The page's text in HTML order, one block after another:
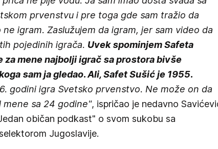
prvenstvu i pre toga gde sam tražio da
igram. Zaslužujem da igram, jer sam video da
pojedinih igrača. Uvek spominjem Safeta
za mene najbolji igrač sa prostora bivše
sam ja gledao. Ali, Safet Sušić je 1955.
godini igra Svetsko prvenstvo. Ne može on da
mene sa 24 godine", ispričao je nedavno
običan podkast" o svom sukobu sa
Jugoslavije.